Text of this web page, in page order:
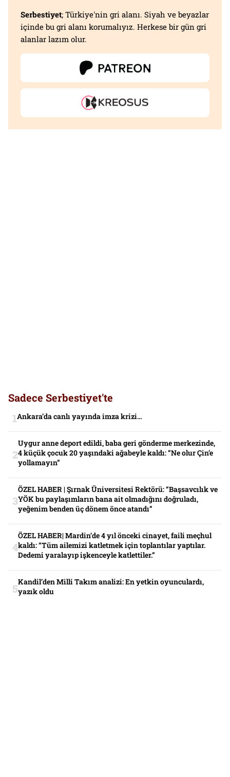
Serbestiyet; Türkiye'nin gri alanı. Siyah ve beyazlar
içinde bu gri alanı korumalıyız. Herkese bir gün gri
alanlar lazım olur.
Sadece Serbestiyet'te
Ankara’da canlı yayında imza krizi…
Uygur anne deport edildi, baba geri gönderme merkezinde,
4 küçük çocuk 20 yaşındaki ağabeyle kaldı: “Ne olur Çin’e
yollamayın”
ÖZEL HABER | Şırnak Üniversitesi Rektörü: “Başsavcılık ve
YÖK bu paylaşımların bana ait olmadığını doğruladı,
yeğenim benden üç dönem önce atandı”
ÖZEL HABER| Mardin’de 4 yıl önceki cinayet, faili meçhul
kaldı: “Tüm ailemizi katletmek için toplantılar yaptılar.
Dedemi yaralayıp işkenceyle katlettiler.”
Kandil’den Milli Takım analizi: En yetkin oyunculardı,
yazık oldu